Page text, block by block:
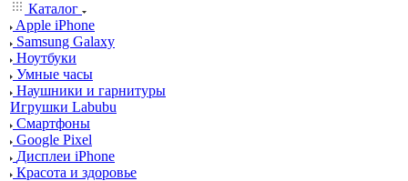
Каталог
Apple iPhone
Samsung Galaxy
Ноутбуки
Умные часы
Наушники и гарнитуры
Игрушки Labubu
Смартфоны
Google Pixel
Дисплеи iPhone
Красота и здоровье